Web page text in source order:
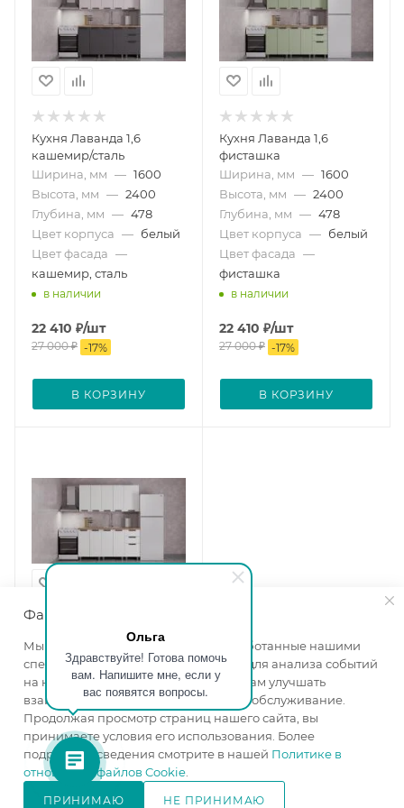
Ольга
Здравствуйте! Готова помочь
вам. Напишите мне, если у
вас появятся вопросы.
Кухня Лаванда 1,6
кашемир/сталь
Ширина, мм — 1600
Высота, мм — 2400
Глубина, мм — 478
Цвет корпуса — белый
Цвет фасада —
кашемир, сталь
в наличии
22 410 ₽/шт
27 000₽ -17%
В КОРЗИНУ
Кухня Лаванда 1,6
фисташка
Ширина, мм — 1600
Высота, мм — 2400
Глубина, мм — 478
Цвет корпуса — белый
Цвет фасада —
фисташка
в наличии
22 410 ₽/шт
27 000₽ -17%
В КОРЗИНУ
Кухня Лаванда 1,6
молочный
Ширина, мм — 1600
Высота, мм — 2400
Глубина, мм — 478
Цвет корпуса — белый
Цвет фасада —
молочный
в наличии
Файлы cookie
Мы используем файлы cookie, разработанные нашими
специалистами и третьими лицами, для анализа событий
на нашем веб-сайте, что позволяет нам улучшать
взаимодействие с пользователями и обслуживание.
Продолжая просмотр страниц нашего сайта, вы
принимаете условия его использования. Более
подробные сведения смотрите в нашей Политике в
отношении файлов Cookie
ПРИНИМАЮ НЕ ПРИНИМАЮ